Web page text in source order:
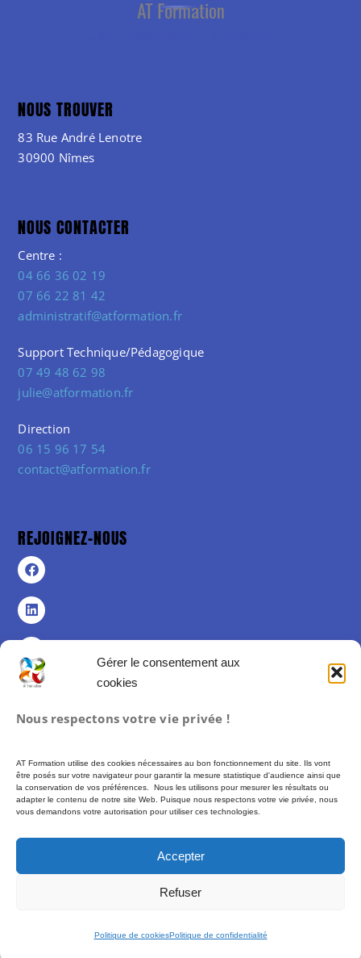
Gérer le consentement aux
cookies
Nous respectons votre vie privée !
AT Formation utilise des cookies nécessaires au bon fonctionnement du site. Ils vont
être posés sur votre navigateur pour garantir la mesure statistique d'audience ainsi que
la conservation de vos préférences. Nous les utilisons pour mesurer les résultats ou
adapter le contenu de notre site Web. Puisque nous respectons votre vie privée, nous
vous demandons votre autorisation pour utiliser ces technologies.
Accepter
Refuser
Politique de cookiesPolitique de confidentialité
NOUS TROUVER
83 Rue André Lenotre
30900 Nîmes
NOUS CONTACTER
Centre :
04 66 36 02 19
07 66 22 81 42
administratif@atformation.fr
Support Technique/Pédagogique
07 49 48 62 98
julie@atformation.fr
Direction
06 15 96 17 54
contact@atformation.fr
REJOIGNEZ-NOUS
Politique de cookies (UE)
Conditions Générales de Vente
possible via des fonds publics (CPF, France Travail…) soumis à conditions
d’éligibilité. –Plus d’informations :moncompteformation.gouv.fr